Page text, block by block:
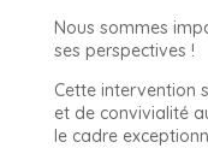
Nous sommes
ses perspectives !
Cette intervention
et de convivialité
le cadre